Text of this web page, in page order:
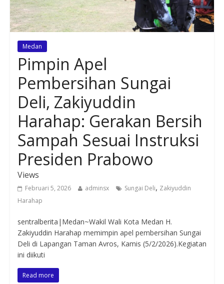
Medan
Pimpin Apel
Pembersihan Sungai
Deli, Zakiyuddin
Harahap: Gerakan Bersih
Sampah Sesuai Instruksi
Presiden Prabowo
Views
Februari 5, 2026 adminsx Sungai Deli, Zakiyuddin
Harahap
sentralberita|Medan~Wakil Wali Kota Medan H.
Zakiyuddin Harahap memimpin apel pembersihan Sungai
Deli di Lapangan Taman Avros, Kamis (5/2/2026).Kegiatan
ini diikuti
Read more